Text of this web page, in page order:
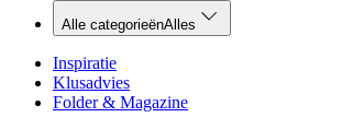
Alle categorieënAlles
Inspiratie
Klusadvies
Folder & Magazine